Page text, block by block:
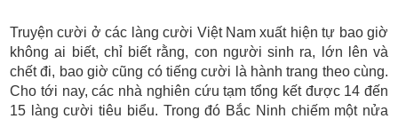
Truyện cười ở các làng cười Việt Nam xuất hiện tự bao giờ
không ai biết, chỉ biết rằng, con người sinh ra, lớn lên và
chết đi, bao giờ cũng có tiếng cười là hành trang theo cùng.
Cho tới nay, các nhà nghiên cứu tạm tổng kết được 14 đến
15 làng cười tiêu biểu. Trong đó Bắc Ninh chiếm một nửa